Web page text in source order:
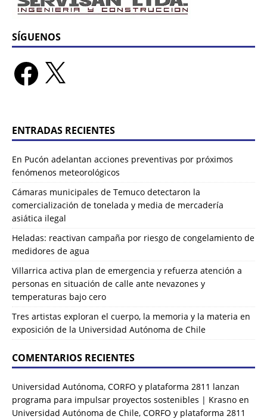
SÍGUENOS
ENTRADAS RECIENTES
En Pucón adelantan acciones preventivas por próximos
fenómenos meteorológicos
Cámaras municipales de Temuco detectaron la
comercialización de tonelada y media de mercadería
asiática ilegal
Heladas: reactivan campaña por riesgo de congelamiento de
medidores de agua
Villarrica activa plan de emergencia y refuerza atención a
personas en situación de calle ante nevazones y
temperaturas bajo cero
Tres artistas exploran el cuerpo, la memoria y la materia en
exposición de la Universidad Autónoma de Chile
COMENTARIOS RECIENTES
Universidad Autónoma, CORFO y plataforma 2811 lanzan
programa para impulsar proyectos sostenibles | Krasno en
Universidad Autónoma de Chile, CORFO y plataforma 2811